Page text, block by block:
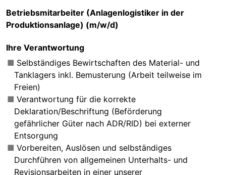
Betriebsmitarbeiter (Anlagenlogistiker in der
Produktionsanlage) (m/w/d)
Ihre Verantwortung
Selbständiges Bewirtschaften des Material- und
Tanklagers inkl. Bemusterung (Arbeit teilweise im
Freien)
Verantwortung für die korrekte
Deklaration/Beschriftung (Beförderung
gefährlicher Güter nach ADR/RID) bei externer
Entsorgung
Vorbereiten, Auslösen und selbständiges
Durchführen von allgemeinen Unterhalts- und
Revisionsarbeiten in einer unserer